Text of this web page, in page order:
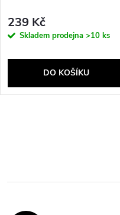
239 Kč
Skladem prodejna >10 ks
DO KOŠÍKU